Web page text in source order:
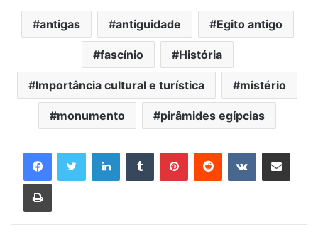
antigas antiguidade Egito antigo
fascínio História
Importância cultural e turística mistério
monumento pirâmides egípcias